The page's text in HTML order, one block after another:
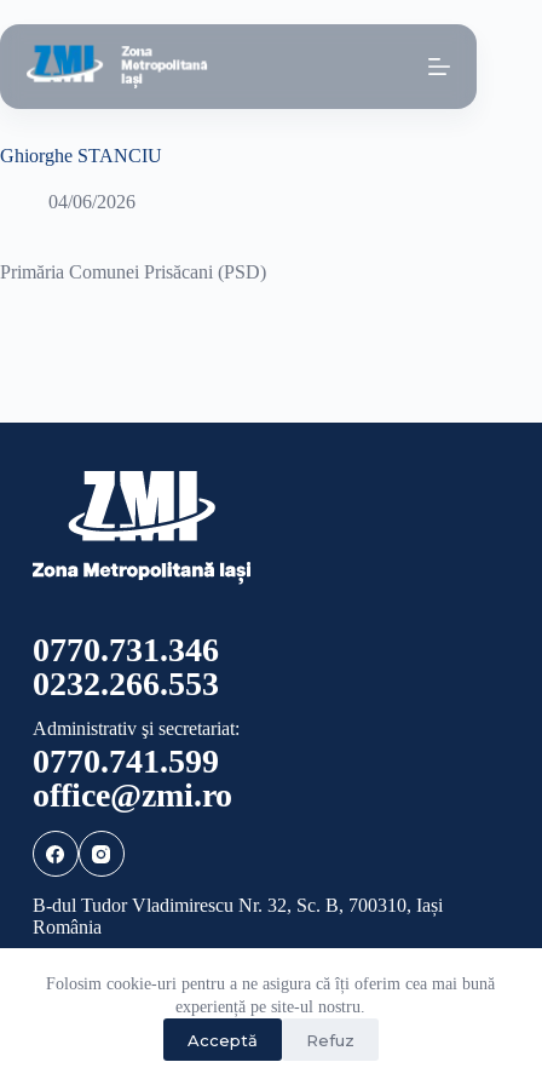
la
conținut
Folosim cookie-uri pentru a ne asigura că îți oferim cea mai bună
experiență pe site-ul nostru.
Acceptă Refuz
Ghiorghe STANCIU
04/06/2026
Primăria Comunei Prisăcani (PSD)
0770.731.346
0232.266.553
Administrativ şi secretariat:
0770.741.599
office@zmi.ro
B-dul Tudor Vladimirescu Nr. 32, Sc. B, 700310, Iași
România
2026 Toate drepturile rezervate ADI ZONA
METROPOLITANĂ IAȘI.
Politică de confidențialitate